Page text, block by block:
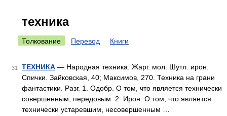
техника
Толкование Перевод Книги
31 ТЕХНИКА — Народная техника. Жарг. мол. Шутл. ирон.
Спички. Зайковская, 40; Максимов, 270. Техника на грани
фантастики. Разг. 1. Одобр. О том, что является технически
совершенным, передовым. 2. Ирон. О том, что является
технически устаревшим, несовершенным …